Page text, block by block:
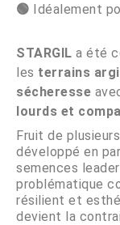
🟢 Idéalement
STARGIL a été
les terrains
sécheresse
lourds et
Fruit de
développé en
semences
problématique
résilient et
devient la